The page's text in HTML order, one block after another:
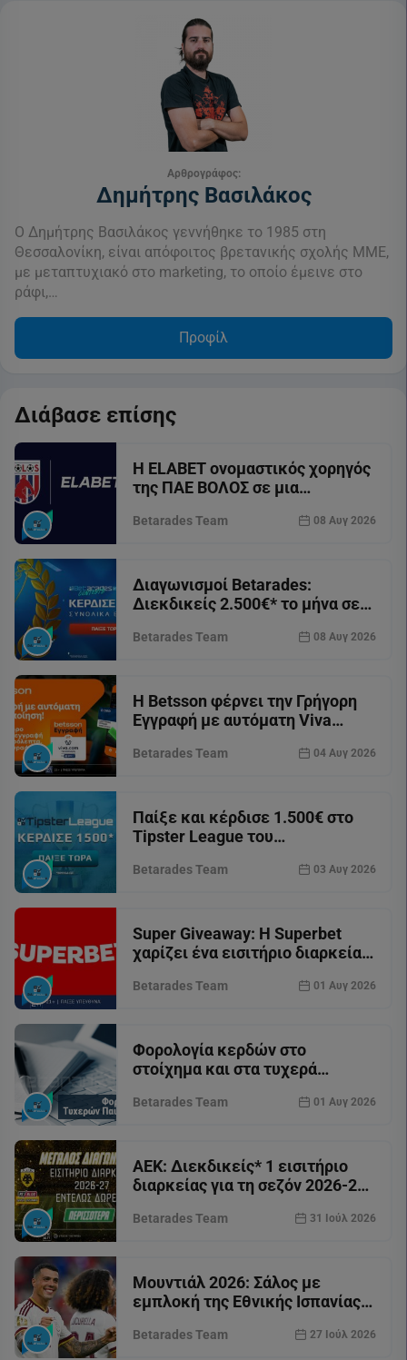
Αρθρογράφος:
Δημήτρης Βασιλάκος
Ο Δημήτρης Βασιλάκος γεννήθηκε το 1985 στη
Θεσσαλονίκη, είναι απόφοιτος βρετανικής σχολής ΜΜΕ,
με μεταπτυχιακό στο marketing, το οποίο έμεινε στο
ράφι,…
Προφίλ
Διάβασε επίσης
Η ELABET ονομαστικός χορηγός
της ΠΑΕ ΒΟΛΟΣ σε μια
Betarades Team 08 Αυγ 2026
Διαγωνισμοί Betarades:
Διεκδικείς 2.500€* το μήνα σε
Betarades Team 08 Αυγ 2026
Η Betsson φέρνει την Γρήγορη
Εγγραφή με αυτόματη Viva
αλλάζει το παιχνίδι!
Betarades Team 04 Αυγ 2026
Παίξε και κέρδισε 1.500€ στο
Tipster League του
Betarades Team 03 Αυγ 2026
Super Giveaway: Η Superbet
χαρίζει ένα εισιτήριο διαρκείας
Betarades Team 01 Αυγ 2026
Φορολογία κερδών στο
στοίχημα και στα τυχερά
Betarades Team 01 Αυγ 2026
ΑΕΚ: Διεκδικείς* 1 εισιτήριο
διαρκείας για τη σεζόν 2026-27
Betarades Team 31 Ιούλ 2026
Μουντιάλ 2026: Σάλος με
εμπλοκή της Εθνικής Ισπανίας
ερευνούν οι αρχές
Betarades Team 27 Ιούλ 2026